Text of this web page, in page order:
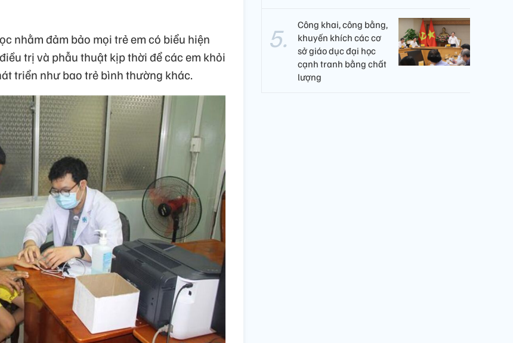
nhằm đảm bảo mọi trẻ em có biểu hiện
trị và phẫu thuật kịp thời để các em khỏi
triển như bao trẻ bình thường khác.
Công khai, công bằng,
khuyến khích các cơ
sở giáo dục đại học
cạnh tranh bằng chất
lượng​